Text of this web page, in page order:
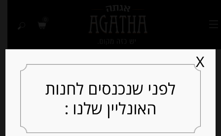
Out of
לפני שנכנסים לחנות
האונליין שלנו :
X